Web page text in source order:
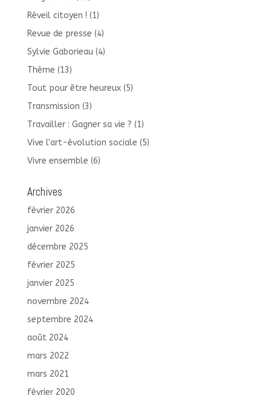
Réveil citoyen ! (1)
Revue de presse (4)
Sylvie Gaborieau(4)
Thème (13)
Tout pour être heureux(5)
Transmission (3)
Travailler : Gagner sa vie ? (1)
Vive l'art-évolution sociale (5)
Vivre ensemble (6)
Archives
février 2026
janvier 2026
décembre 2025
février 2025
janvier 2025
novembre 2024
septembre 2024
août 2024
mars 2022
mars 2021
février 2020